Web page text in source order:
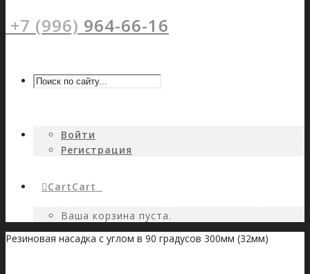
+7 (996) 964-66-16
Войти
Регистрация
CartCart
Ваша корзина пуста.
Резиновая насадка с углом в 90 градусов 300мм (32мм)